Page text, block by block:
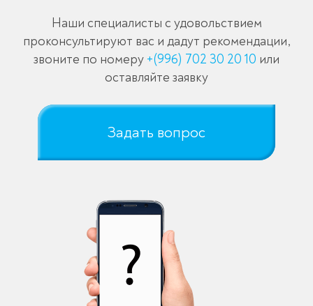
Наши специалисты с удовольствием
проконсультируют вас и дадут рекомендации,
звоните по номеру +(996) 702 30 20 10 или
оставляйте заявку
Задать вопрос